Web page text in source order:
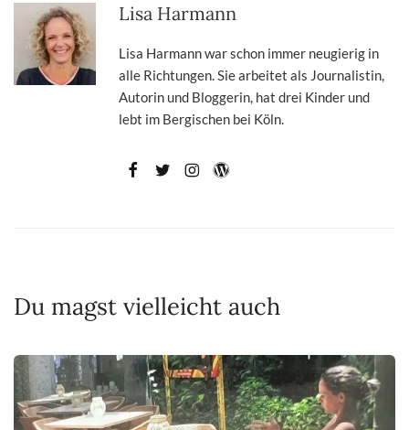
Lisa Harmann
Lisa Harmann war schon immer neugierig in
alle Richtungen. Sie arbeitet als Journalistin,
Autorin und Bloggerin, hat drei Kinder und
lebt im Bergischen bei Köln.
Du magst vielleicht auch